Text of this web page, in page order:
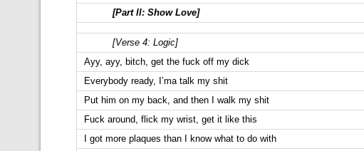
[Part ll: Show Love]
[Verse 4: Logic]
Ayy, ayy, bitch, get the fuck off my dick
Everybody ready, I’ma talk my shit
Put him on my back, and then I walk my shit
Fuck around, flick my wrist, get it like this
I got more plaques than I know what to do with